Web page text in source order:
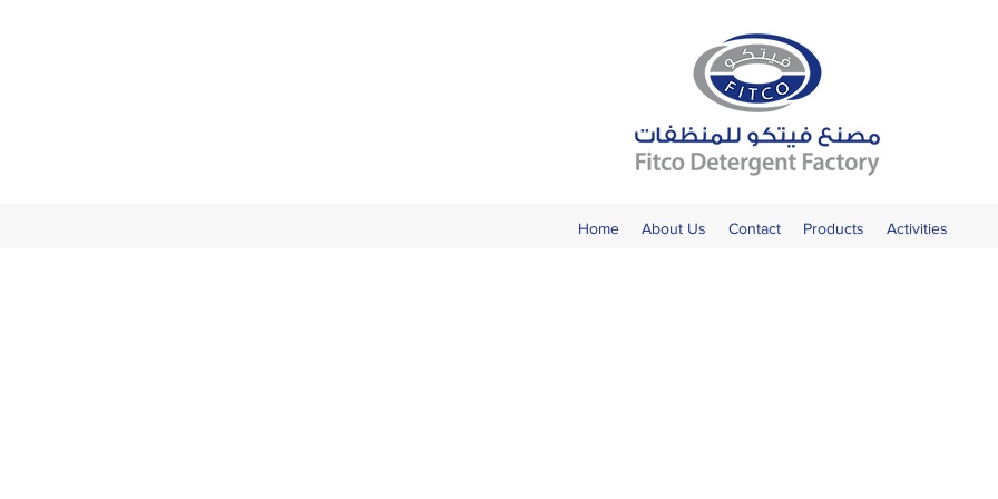
Home About Us Contact Products Activities